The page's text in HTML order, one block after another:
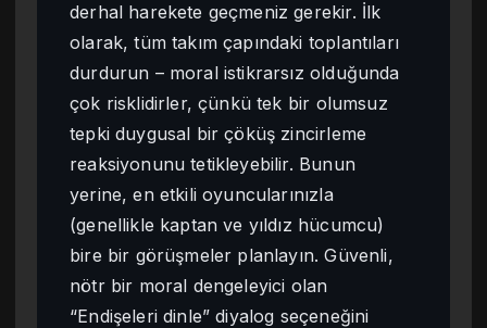
derhal harekete geçmeniz gerekir. İlk
olarak, tüm takım çapındaki toplantıları
durdurun – moral istikrarsız olduğunda
çok risklidirler, çünkü tek bir olumsuz
tepki duygusal bir çöküş zincirleme
reaksiyonunu tetikleyebilir. Bunun
yerine, en etkili oyuncularınızla
(genellikle kaptan ve yıldız hücumcu)
bire bir görüşmeler planlayın. Güvenli,
nötr bir moral dengeleyici olan
“Endişeleri dinle” diyalog seçeneğini